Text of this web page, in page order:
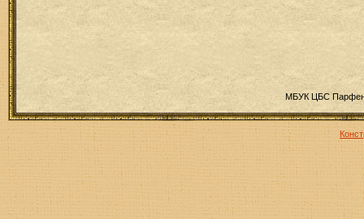
МБУК ЦБС